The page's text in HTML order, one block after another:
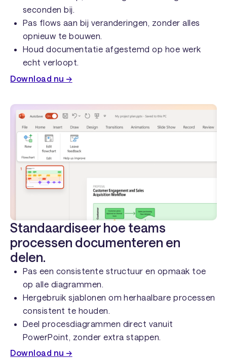
seconden bij.
Pas flows aan bij veranderingen, zonder alles
opnieuw te bouwen.
Houd documentatie afgestemd op hoe werk
echt verloopt.
Download nu →
Standaardiseer hoe teams
processen documenteren en
delen.
Pas een consistente structuur en opmaak toe
op alle diagrammen.
Hergebruik sjablonen om herhaalbare processen
consistent te houden.
Deel procesdiagrammen direct vanuit
PowerPoint, zonder extra stappen.
Download nu →